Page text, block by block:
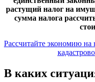
растущий налог на
сумма налога
Рассчитайте экономию
В каких